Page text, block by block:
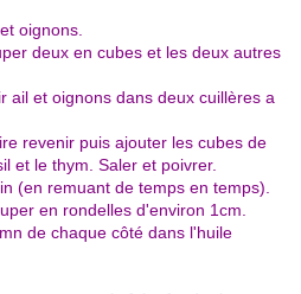
oignons.
deux en cubes et les deux autres
ail et oignons dans deux cuillères a
revenir puis ajouter les cubes de
et le thym. Saler et poivrer.
(en remuant de temps en temps).
en rondelles d'environ 1cm.
de chaque côté dans l'huile